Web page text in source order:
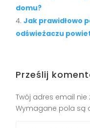
domu?
Jak prawidłowo
odświeżaczu
Prześlij
Twój adres email
Wymagane pola są